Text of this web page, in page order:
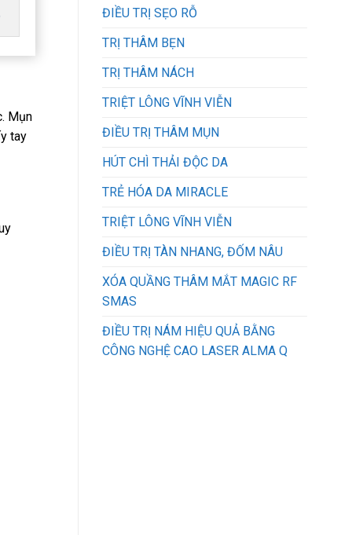
Mụn
tay
ĐIỀU TRỊ SẸO RỖ
TRỊ THÂM BẸN
TRỊ THÂM NÁCH
TRIỆT LÔNG VĨNH VIỄN
ĐIỀU TRỊ THÂM MỤN
HÚT CHÌ THẢI ĐỘC DA
TRẺ HÓA DA MIRACLE
TRIỆT LÔNG VĨNH VIỄN
ĐIỀU TRỊ TÀN NHANG, ĐỐM NÂU
XÓA QUẦNG THÂM MẮT MAGIC RF
SMAS
ĐIỀU TRỊ NÁM HIỆU QUẢ BẰNG
CÔNG NGHỆ CAO LASER ALMA Q